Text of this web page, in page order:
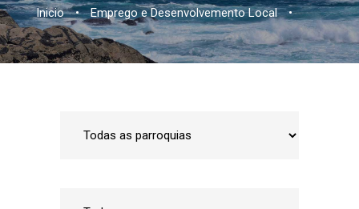
Inicio • Emprego e Desenvolvemento Local •